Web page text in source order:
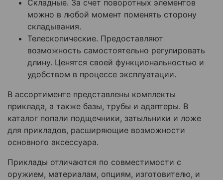
Складные. За счет поворотных элементов
можно в любой момент поменять сторону
складывания.
Телескопические. Предоставляют
возможность самостоятельно регулировать
длину. Ценятся своей функциональностью и
удобством в процессе эксплуатации.
В ассортименте представлены комплекты
приклада, а также базы, трубы и адаптеры. В
каталог попали подщечники, затыльники и ложе
для прикладов, расширяющие возможности
основного аксессуара.
Приклады отличаются по совместимости с
оружием, материалам, опциям, изготовителю, и